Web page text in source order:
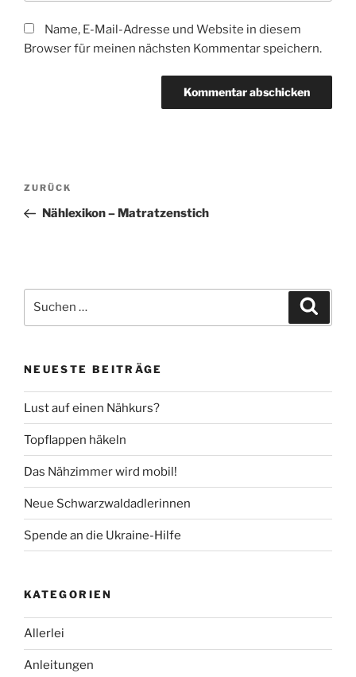
Name, E-Mail-Adresse und Website in diesem
Browser für meinen nächsten Kommentar speichern.
Beitragsnavigation
Vorheriger
Beitrag
ZURÜCK
Nählexikon – Matratzenstich
nach:
NEUESTE BEITRÄGE
Lust auf einen Nähkurs?
Topflappen häkeln
Das Nähzimmer wird mobil!
Neue Schwarzwaldadlerinnen
Spende an die Ukraine-Hilfe
KATEGORIEN
Allerlei
Anleitungen